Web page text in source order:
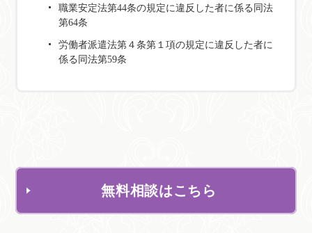
職業安定法第44条の規定に違反した者に係る同法
第64条
労働者派遣法第４条第１項の規定に違反した者に
係る同法第59条
無料相談はこちら